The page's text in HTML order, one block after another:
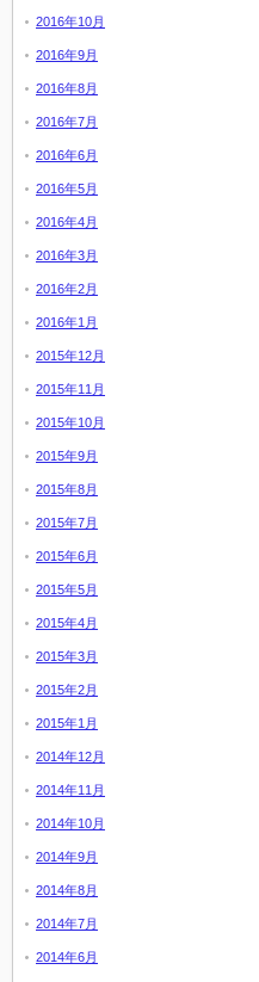
2016年10月
2016年9月
2016年8月
2016年7月
2016年6月
2016年5月
2016年4月
2016年3月
2016年2月
2016年1月
2015年12月
2015年11月
2015年10月
2015年9月
2015年8月
2015年7月
2015年6月
2015年5月
2015年4月
2015年3月
2015年2月
2015年1月
2014年12月
2014年11月
2014年10月
2014年9月
2014年8月
2014年7月
2014年6月